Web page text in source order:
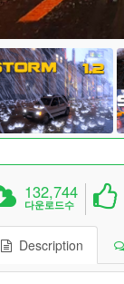
132,744
다운로드수
Description